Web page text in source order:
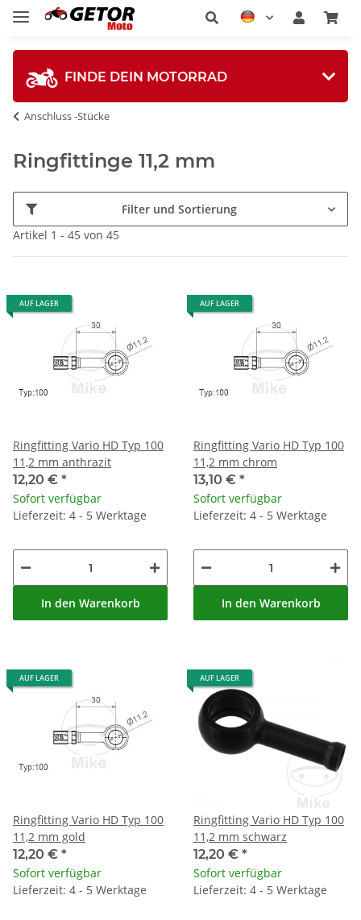
FINDE DEIN MOTORRAD
Anschluss -Stücke
Ringfittinge 11,2 mm
Filter und Sortierung
Artikel 1 - 45 von 45
AUF LAGER
Ringfitting Vario HD Typ 100
11,2 mm anthrazit
12,20 € *
Sofort verfügbar
Lieferzeit: 4 - 5 Werktage
In den Warenkorb
AUF LAGER
Ringfitting Vario HD Typ 100
11,2 mm chrom
13,10 € *
Sofort verfügbar
Lieferzeit: 4 - 5 Werktage
In den Warenkorb
AUF LAGER
Ringfitting Vario HD Typ 100
11,2 mm gold
12,20 € *
Sofort verfügbar
Lieferzeit: 4 - 5 Werktage
AUF LAGER
Ringfitting Vario HD Typ 100
11,2 mm schwarz
12,20 € *
Sofort verfügbar
Lieferzeit: 4 - 5 Werktage